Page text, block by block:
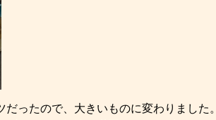
ったので、大きいものに変わりました。